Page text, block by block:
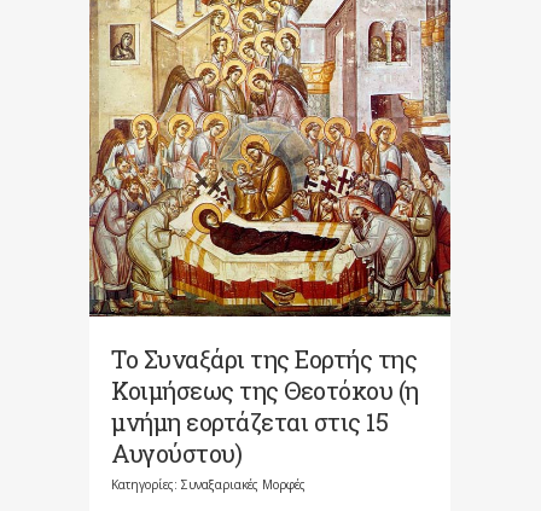
Το Συναξάρι της Εορτής της
Κοιμήσεως της Θεοτόκου (η
μνήμη εορτάζεται στις 15
Αυγούστου)
Κατηγορίες: Συναξαριακές Μορφές